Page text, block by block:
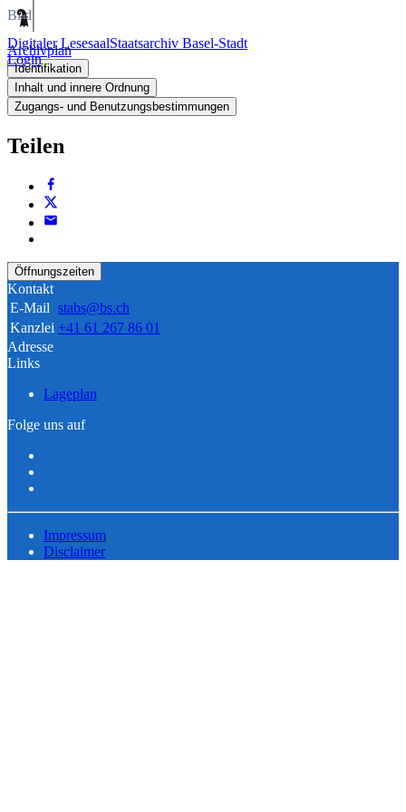
Digitaler LesesaalStaatsarchiv Basel-Stadt
Login
Bild
Archivplan
Identifikation
Inhalt und innere Ordnung
Zugangs- und Benutzungsbestimmungen
Teilen
Öffnungszeiten
Kontakt
E-Mail stabs@bs.ch
Kanzlei +41 61 267 86 01
Adresse
Links
Lageplan
Folge uns auf
Impressum
Disclaimer